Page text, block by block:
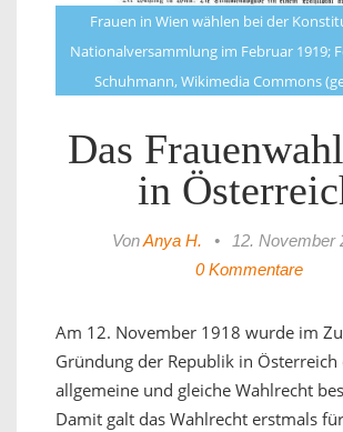
Frauen in Wien wählen bei der
Nationalversammlung im Februar 1919;
Schuhmann, Wikimedia Commons
Das
in
VonAnya H. • 12. November
0 Kommentare
Am 12. November 1918 wurde im
Gründung der Republik in Österreich
allgemeine und gleiche Wahlrecht
Damit galt das Wahlrecht erstmals